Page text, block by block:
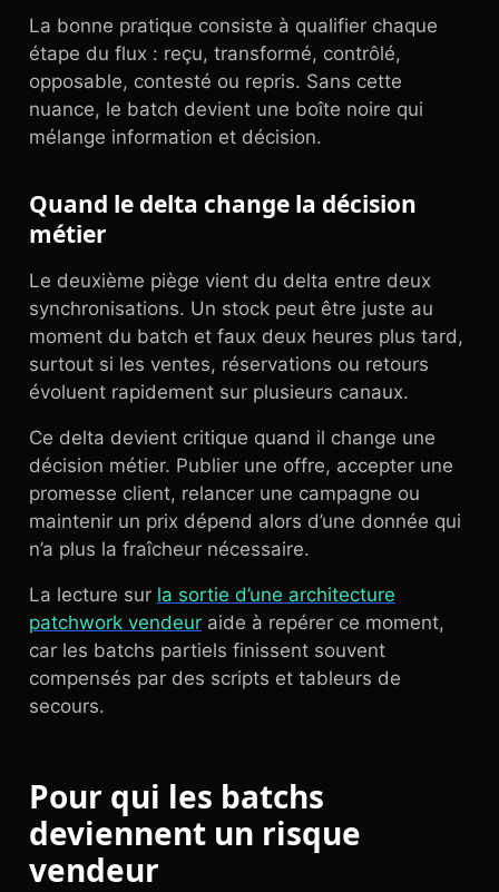
La bonne pratique consiste à qualifier chaque
étape du flux : reçu, transformé, contrôlé,
opposable, contesté ou repris. Sans cette
nuance, le batch devient une boîte noire qui
mélange information et décision.
Quand le delta change la décision
métier
Le deuxième piège vient du delta entre deux
synchronisations. Un stock peut être juste au
moment du batch et faux deux heures plus tard,
surtout si les ventes, réservations ou retours
évoluent rapidement sur plusieurs canaux.
Ce delta devient critique quand il change une
décision métier. Publier une offre, accepter une
promesse client, relancer une campagne ou
maintenir un prix dépend alors d’une donnée qui
n’a plus la fraîcheur nécessaire.
La lecture sur la sortie d’une architecture
patchwork vendeur aide à repérer ce moment,
car les batchs partiels finissent souvent
compensés par des scripts et tableurs de
secours.
Pour qui les batchs
deviennent un risque
vendeur